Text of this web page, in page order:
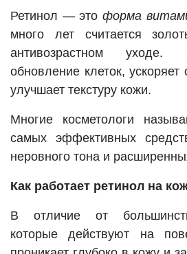
Ретинол — этоформа
много лет считается
антивозрастном уходе.
обновление клеток, ускоряет
улучшает текстуру кожи.
Многие косметологи
самых эффективных
неровного тона и
Как работает ретинол на
В отличие от
которые действуют на